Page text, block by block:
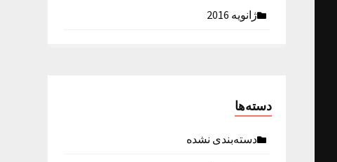
ژانویه 2016
دسته‌ها
دسته‌بندی نشده